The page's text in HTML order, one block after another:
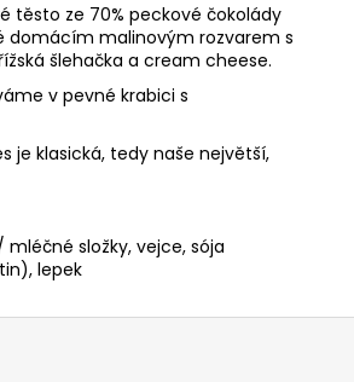
těsto ze 70% peckové čokolády
domácím malinovým rozvarem s
šlehačka a cream cheese.
v pevné krabici s
je klasická, tedy naše největší,
mléčné složky, vejce, sója
lepek